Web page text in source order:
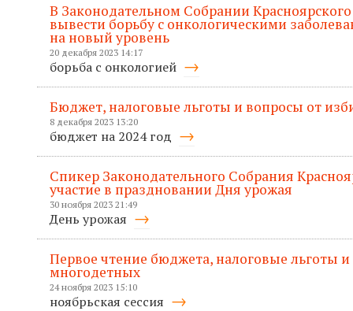
В Законодательном Собрании
вывести борьбу с онкологическими
на новый уровень
20 декабря 2023 14:17
борьба с онкологией
Бюджет, налоговые льготы и вопросы от
8 декабря 2023 13:20
бюджет на 2024 год
Спикер Законодательного Собрания
участие в праздновании Дня урожая
30 ноября 2023 21:49
День урожая
Первое чтение бюджета, налоговые льготы
многодетных
24 ноября 2023 15:10
ноябрьская сессия